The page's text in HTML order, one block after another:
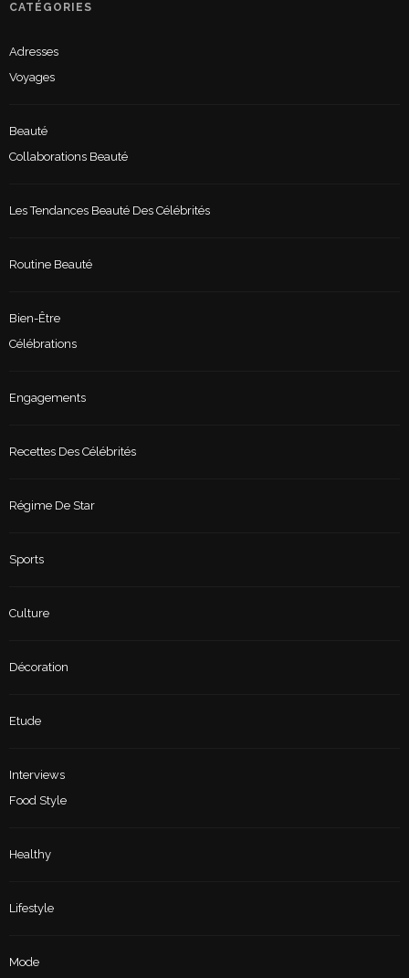
CATÉGORIES
Adresses
Voyages
Beauté
Collaborations Beauté
Les Tendances Beauté Des Célébrités
Routine Beauté
Bien-Être
Célébrations
Engagements
Recettes Des Célébrités
Régime De Star
Sports
Culture
Décoration
Etude
Interviews
Food Style
Healthy
Lifestyle
Mode